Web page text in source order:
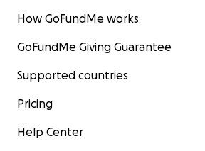
How GoFundMe works
GoFundMe Giving Guarantee
Supported countries
Pricing
Help Center